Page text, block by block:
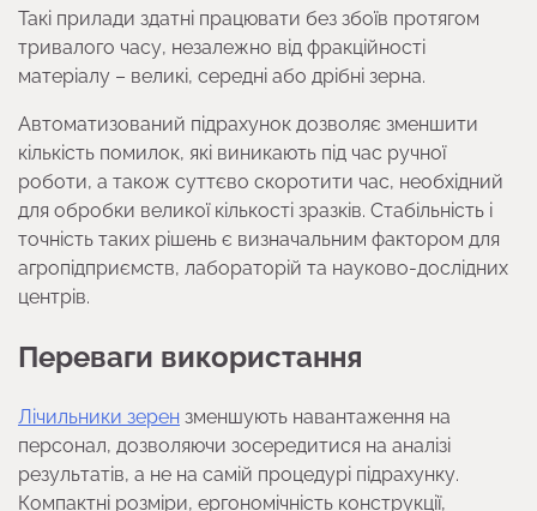
Такі прилади здатні працювати без збоїв протягом
тривалого часу, незалежно від фракційності
матеріалу – великі, середні або дрібні зерна.
Автоматизований підрахунок дозволяє зменшити
кількість помилок, які виникають під час ручної
роботи, а також суттєво скоротити час, необхідний
для обробки великої кількості зразків. Стабільність і
точність таких рішень є визначальним фактором для
агропідприємств, лабораторій та науково-дослідних
центрів.
Переваги використання
Лічильники зерен зменшують навантаження на
персонал, дозволяючи зосередитися на аналізі
результатів, а не на самій процедурі підрахунку.
Компактні розміри, ергономічність конструкції,